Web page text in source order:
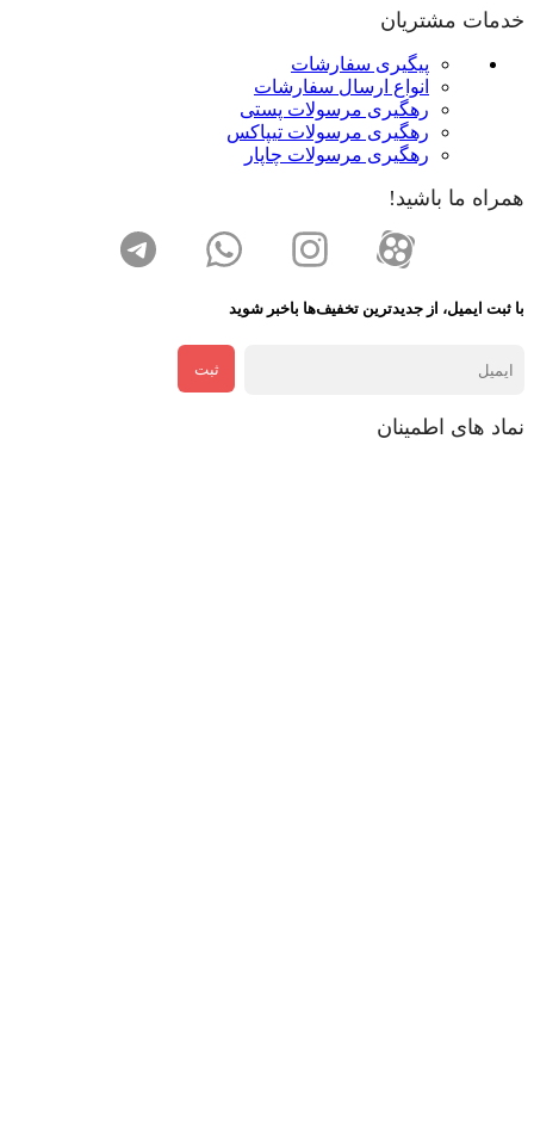
خدمات مشتریان
پیگیری سفارشات
انواع ارسال سفارشات
رهگیری مرسولات پستی
رهگیری مرسولات تیپاکس
رهگیری مرسولات چاپار
همراه ما باشید!
با ثبت ایمیل، از جدید‌ترین تخفیف‌ها با‌خبر شوید
ثبت
نماد های اطمینان